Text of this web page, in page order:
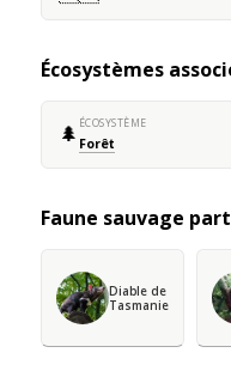
Écosystèmes
🌲 ÉCOSYSTÈME
Forêt
Faune sauvage
Diable de
Tasmanie